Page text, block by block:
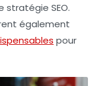
stratégie SEO.
également
pour